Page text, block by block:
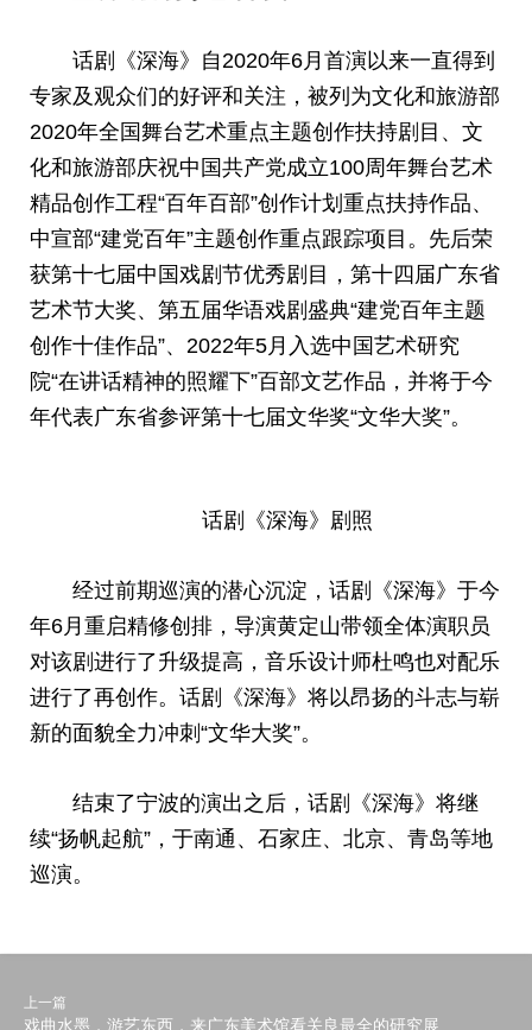
话剧《深海》自2020年6月首演以来一直得到
专家及观众们的好评和关注，被列为文化和旅游部
2020年全国舞台艺术重点主题创作扶持剧目、文
化和旅游部庆祝中国共产党成立100周年舞台艺术
精品创作工程“百年百部”创作计划重点扶持作品、
中宣部“建党百年”主题创作重点跟踪项目。先后荣
获第十七届中国戏剧节优秀剧目，第十四届广东省
艺术节大奖、第五届华语戏剧盛典“建党百年主题
创作十佳作品”、2022年5月入选中国艺术研究
院“在讲话精神的照耀下”百部文艺作品，并将于今
年代表广东省参评第十七届文华奖“文华大奖”。
话剧《深海》剧照
经过前期巡演的潜心沉淀，话剧《深海》于今
年6月重启精修创排，导演黄定山带领全体演职员
对该剧进行了升级提高，音乐设计师杜鸣也对配乐
进行了再创作。话剧《深海》将以昂扬的斗志与崭
新的面貌全力冲刺“文华大奖”。
结束了宁波的演出之后，话剧《深海》将继
续“扬帆起航”，于南通、石家庄、北京、青岛等地
巡演。
上一篇
戏曲水墨，游艺东西，来广东美术馆看关良最全的研究展